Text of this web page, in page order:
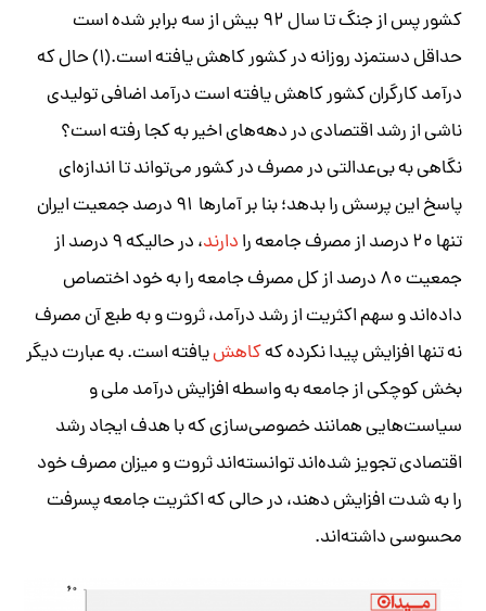
کشور پس از جنگ تا سال ۹۲ بیش از سه برابر شده است
حداقل دستمزد روزانه در کشور کاهش یافته است.(۱) حال که
درآمد کارگران کشور کاهش یافته است درآمد اضافی تولیدی
ناشی از رشد اقتصادی در دهه‌های اخیر به کجا رفته است؟
نگاهی به بی‌عدالتی در مصرف در کشور می‌تواند تا اندازه‌ای
پاسخ این پرسش را بدهد؛ بنا بر آمارها ۹۱ درصد جمعیت ایران
تنها ۲۰ درصد از مصرف جامعه را
دارند
، در حالیکه ۹ درصد از
جمعیت ۸۰ درصد از کل مصرف جامعه را به خود اختصاص
داده‌اند و سهم اکثریت از رشد درآمد، ثروت و به طبع آن مصرف
نه تنها افزایش پیدا نکرده کهکاهشیافته است. به عبارت دیگر
بخش کوچکی از جامعه به واسطه افزایش درآمد ملی و
سیاست‌هایی همانند خصوصی‌سازی که با هدف ایجاد رشد
اقتصادی تجویز شده‌اند توانسته‌اند ثروت و میزان مصرف خود
را به شدت افزایش دهند، در حالی که اکثریت جامعه پسرفت
محسوسی داشته‌اند.